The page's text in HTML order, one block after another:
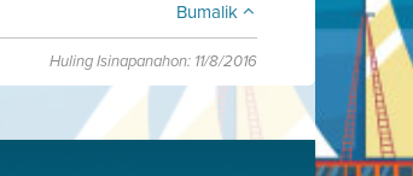
Bumalik
Huling Isinapanahon: 11/8/2016